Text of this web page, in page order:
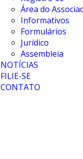
Área do
Informativos
Formulários
Jurídico
Assembleia
NOTÍCIAS
FILIE-SE
CONTATO